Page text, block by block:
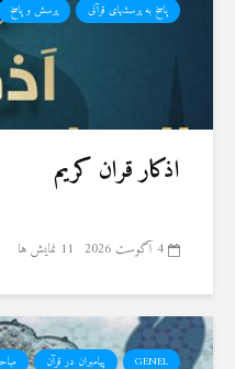
پاسخ به پرسشهای قرآنی پرسش و پاسخ
اذکار قران کریم
4 آگوست 2026 11 نمایش ها
GENEL پیامبران در قرآن